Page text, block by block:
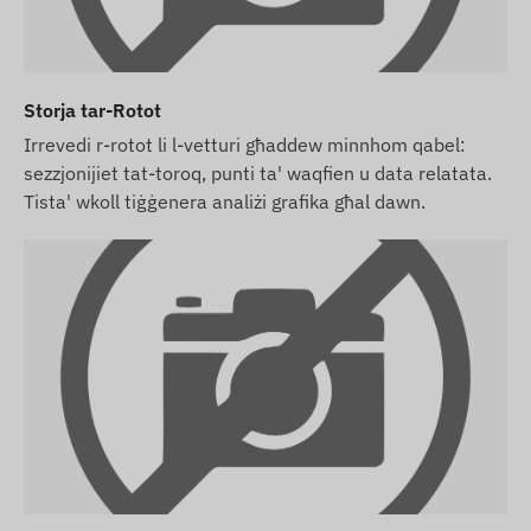
Storja tar-Rotot
Irrevedi r-rotot li l-vetturi għaddew minnhom qabel:
sezzjonijiet tat-toroq, punti ta' waqfien u data relatata.
Tista' wkoll tiġġenera analiżi grafika għal dawn.